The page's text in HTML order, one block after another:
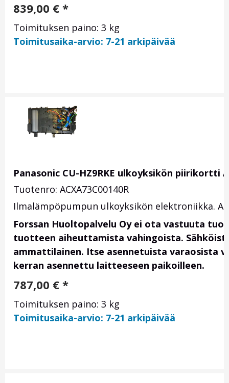
839,00 € *
Toimituksen paino: 3 kg
Toimitusaika-arvio: 7-21 arkipäivää
Panasonic CU-HZ9RKE ulkoyksikön piirikortti
Tuotenro: ACXA73C00140R
Ilmalämpöpumpun ulkoyksikön elektroniikka.
Forssan Huoltopalvelu Oy ei ota vastuuta
tuotteen aiheuttamista vahingoista.
ammattilainen. Itse asennetuista varaosista
kerran asennettu laitteeseen paikoilleen.
787,00 € *
Toimituksen paino: 3 kg
Toimitusaika-arvio: 7-21 arkipäivää